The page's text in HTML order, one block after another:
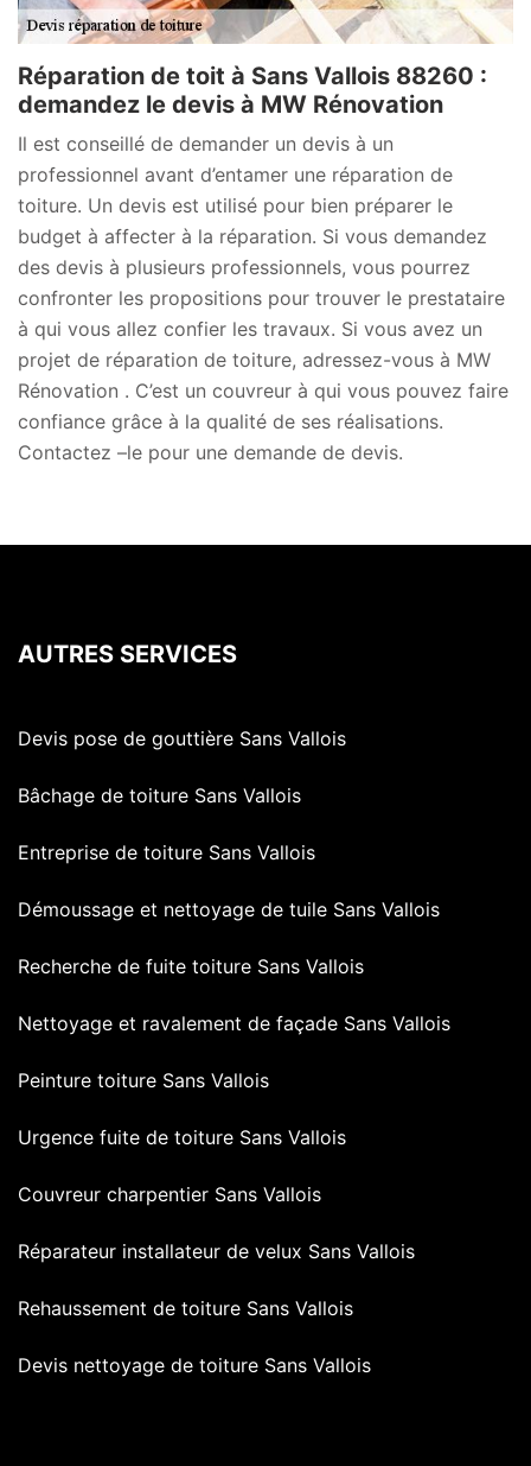
Réparation de toit à Sans Vallois 88260 :
demandez le devis à MW Rénovation
Il est conseillé de demander un devis à un
professionnel avant d’entamer une réparation de
toiture. Un devis est utilisé pour bien préparer le
budget à affecter à la réparation. Si vous demandez
des devis à plusieurs professionnels, vous pourrez
confronter les propositions pour trouver le prestataire
à qui vous allez confier les travaux. Si vous avez un
projet de réparation de toiture, adressez-vous à MW
Rénovation . C’est un couvreur à qui vous pouvez faire
confiance grâce à la qualité de ses réalisations.
Contactez –le pour une demande de devis.
AUTRES SERVICES
Devis pose de gouttière Sans Vallois
Bâchage de toiture Sans Vallois
Entreprise de toiture Sans Vallois
Démoussage et nettoyage de tuile Sans Vallois
Recherche de fuite toiture Sans Vallois
Nettoyage et ravalement de façade Sans Vallois
Peinture toiture Sans Vallois
Urgence fuite de toiture Sans Vallois
Couvreur charpentier Sans Vallois
Réparateur installateur de velux Sans Vallois
Rehaussement de toiture Sans Vallois
Devis nettoyage de toiture Sans Vallois